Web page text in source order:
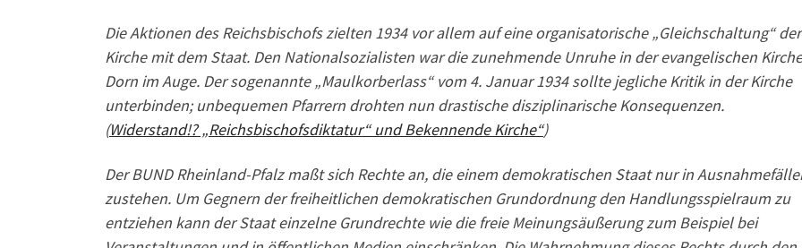
Die Aktionen des Reichsbischofs zielten 1934 vor allem auf eine organisatorische „Gleichschaltung“ der
Kirche mit dem Staat. Den Nationalsozialisten war die zunehmende Unruhe in der evangelischen
Dorn im Auge. Der sogenannte „Maulkorberlass“ vom 4. Januar 1934 sollte jegliche Kritik in der Kirche
unterbinden; unbequemen Pfarrern drohten nun drastische disziplinarische Konsequenzen.
(Widerstand!? „Reichsbischofsdiktatur“ und Bekennende Kirche“)
Der BUND Rheinland-Pfalz maßt sich Rechte an, die einem demokratischen Staat nur in
zustehen. Um Gegnern der freiheitlichen demokratischen Grundordnung den Handlungsspielraum zu
entziehen kann der Staat einzelne Grundrechte wie die freie Meinungsäußerung zum Beispiel bei